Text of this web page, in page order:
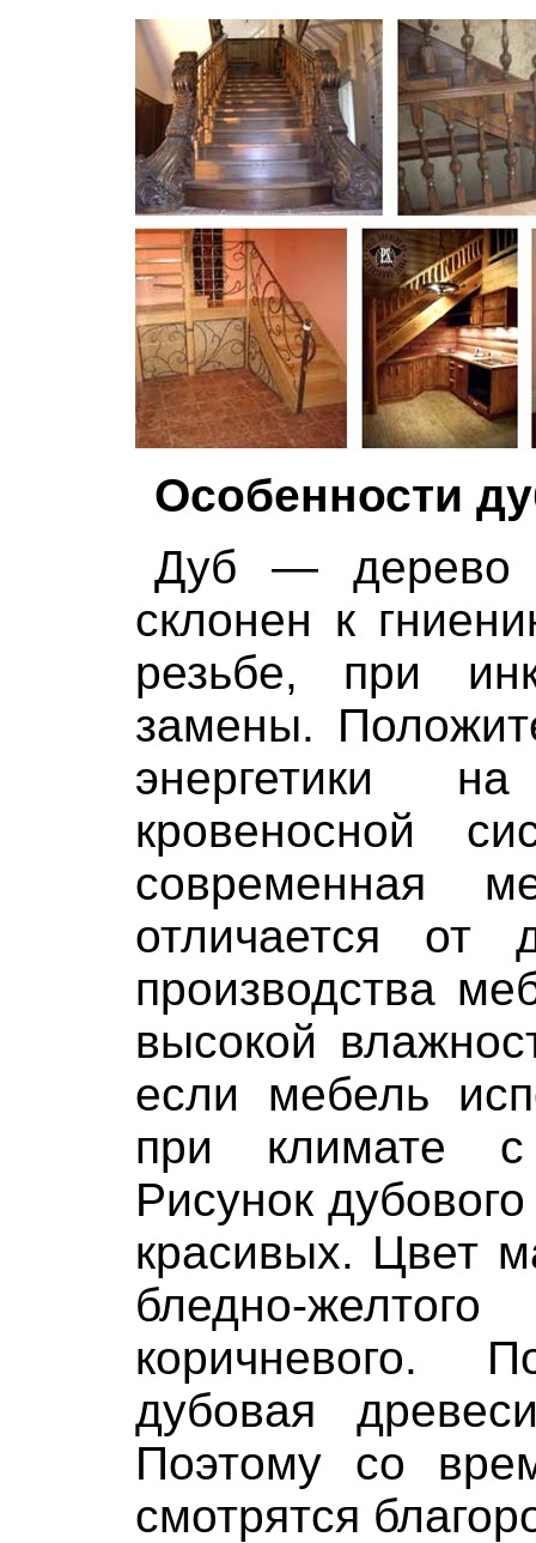
Особенности
Дуб — дерево
склонен к
резьбе, при
замены.
энергетики
кровеносной
современная
отличается от
производства
высокой
если мебель
при климате с
Рисунок
красивых. Цвет
бледно-
коричневого.
дубовая
Поэтому со
смотрятся